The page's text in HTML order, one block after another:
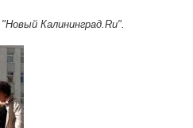
, "Новый Калининград.Ru".